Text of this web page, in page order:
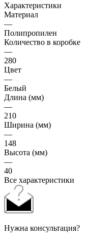
Характеристики
Материал
—
Полипропилен
Количество в коробке
—
280
Цвет
—
Белый
Длина (мм)
—
210
Ширина (мм)
—
148
Высота (мм)
—
40
Все характеристики
Нужна консультация?